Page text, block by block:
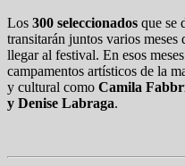
Los 300 seleccionados que se
transitarán juntos varios meses
llegar al festival. En esos
campamentos artísticos de la
y cultural como Camila
y Denise Labraga.